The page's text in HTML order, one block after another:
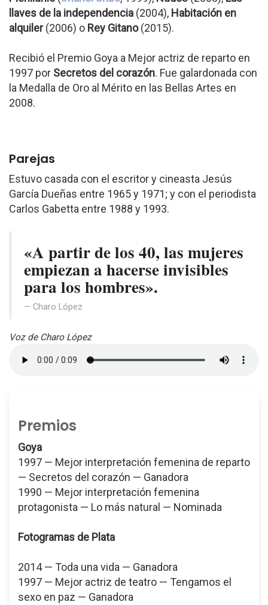
llaves de la independencia (2004), Habitación en
alquiler(2006) o Rey Gitano(2015).
Recibió el Premio Goya a Mejor actriz de reparto en
1997 por Secretos del corazón. Fue galardonada con
la Medalla de Oro al Mérito en las Bellas Artes en
2008.
Parejas
Estuvo casada con el escritor y cineasta Jesús
García Dueñas entre 1965 y 1971; y con el periodista
Carlos Gabetta entre 1988 y 1993.
«A partir de los 40, las mujeres
empiezan a hacerse invisibles
para los hombres».
Charo López
Voz de Charo López
Premios
Goya
1997 — Mejor interpretación femenina de reparto
— Secretos del corazón — Ganadora
1990 — Mejor interpretación femenina
protagonista — Lo más natural — Nominada
Fotogramas de Plata
2014 — Toda una vida — Ganadora
1997 — Mejor actriz de teatro — Tengamos el
sexo en paz — Ganadora